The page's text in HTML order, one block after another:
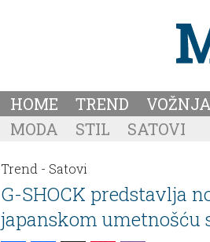
HOME TREND VOŽNJA
MODA
STIL SATOVI
Trend - Satovi
G-SHOCK predstavlja
japanskom umetnošću